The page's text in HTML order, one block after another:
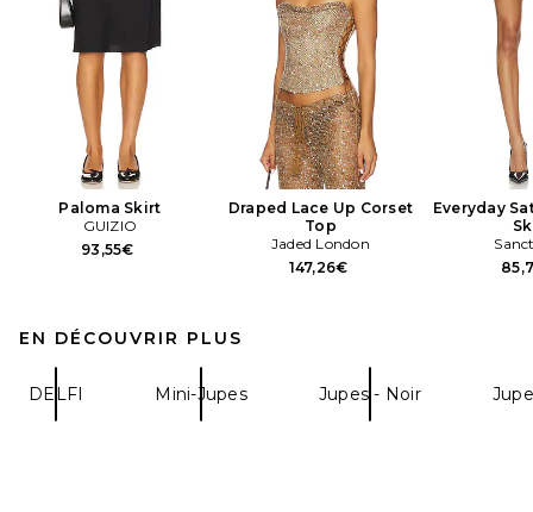
Paloma Skirt
GUIZIO
93,55€
Draped Lace Up Corset
Top
Jaded London
147,26€
Everyday
EN DÉCOUVRIR PLUS
DELFI Mini-Jupes Jupes - Noir